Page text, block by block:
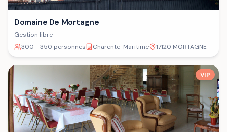
Domaine De Mortagne
Gestion libre
300 - 350 personnes
Charente-Maritime 17120 MORTAGNE
VIP